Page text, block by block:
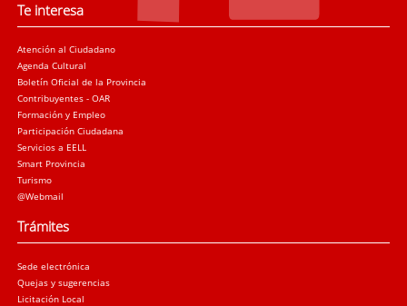
Te interesa
Atención al Ciudadano
Agenda Cultural
Boletín Oficial de la Provincia
Contribuyentes - OAR
Formación y Empleo
Participación Ciudadana
Servicios a EELL
Smart Provincia
Turismo
@Webmail
Trámites
Sede electrónica
Quejas y sugerencias
Licitación Local